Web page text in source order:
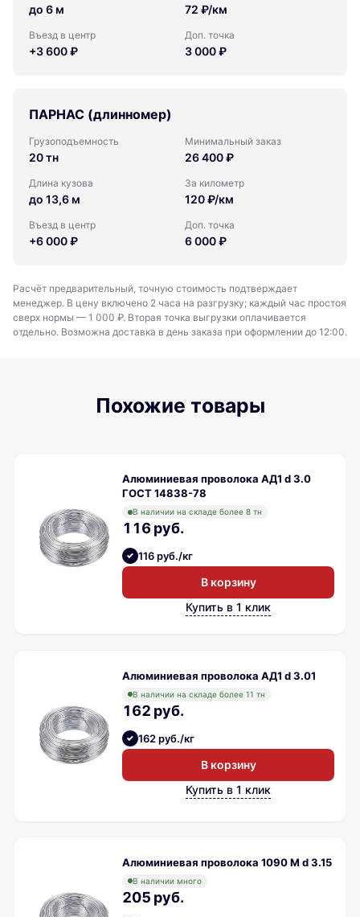
до 6 м 72 ₽/км
Въезд в центр
+3 600 ₽
Доп. точка
3 000 ₽
ПАРНАС (длинномер)
Грузоподъемность
20 тн
Минимальный заказ
26 400 ₽
Длина кузова
до 13,6 м
За километр
120 ₽/км
Въезд в центр
+6 000 ₽
Доп. точка
6 000 ₽
Расчёт предварительный, точную стоимость подтверждает
менеджер. В цену включено 2 часа на разгрузку; каждый час простоя
сверх нормы — 1 000 ₽. Вторая точка выгрузки оплачивается
отдельно. Возможна доставка в день заказа при оформлении до 12:00.
Похожие товары
Алюминиевая проволока АД1 d 3.0
ГОСТ 14838-78
В наличии на складе более 8 тн
116 руб.
116 руб./кг
В корзину
Купить в 1 клик
Алюминиевая проволока АД1 d 3.01
В наличии на складе более 11 тн
162 руб.
162 руб./кг
В корзину
Купить в 1 клик
Алюминиевая проволока 1090 М d 3.15
В наличии много
205 руб.